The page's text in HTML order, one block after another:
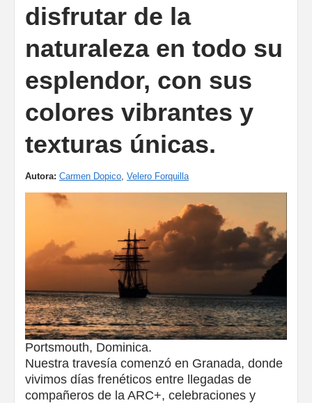
disfrutar de la
naturaleza en todo su
esplendor, con sus
colores vibrantes y
texturas únicas.
Autora: Carmen Dopico, Velero Forquilla
Portsmouth, Dominica.
Nuestra travesía comenzó en Granada, donde
vivimos días frenéticos entre llegadas de
compañeros de la ARC+, celebraciones y